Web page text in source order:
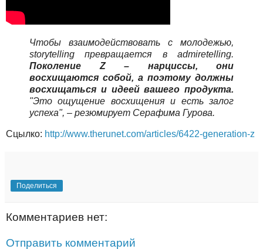
Чтобы взаимодействовать с молодежью,
storytelling превращается в admiretelling.
Поколение Z – нарциссы, они
восхищаются собой, а поэтому должны
восхищаться и идеей вашего продукта.
"Это ощущение восхищения и есть залог
успеха", – резюмирует Серафима Гурова.
Сцылко: http://www.therunet.com/articles/6422-generation-z
Поделиться
Комментариев нет:
Отправить комментарий